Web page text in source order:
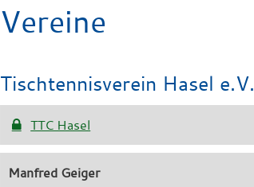
Vereine
Tischtennisverein Hasel e.V.
TTC Hasel
Manfred Geiger